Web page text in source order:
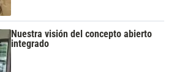
Nuestra visión del concepto abierto
integrado